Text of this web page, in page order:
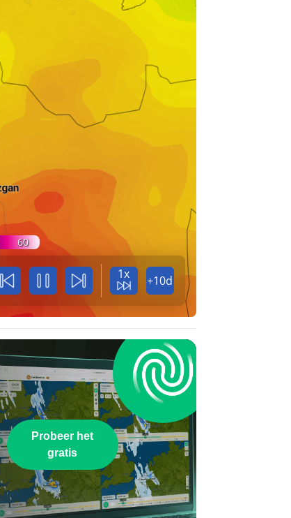
60
1x +10d
Probeer het
gratis